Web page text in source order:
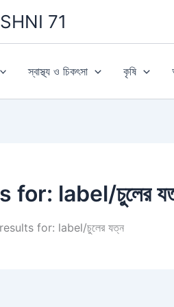
71
স্বাস্থ্য ও চিকৎসা কৃষি
for: label/চুলের
for: label/চুলের যত্ন